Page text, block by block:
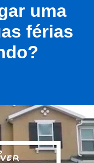
uma
férias